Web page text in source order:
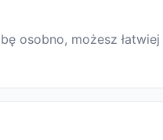
osobno, możesz